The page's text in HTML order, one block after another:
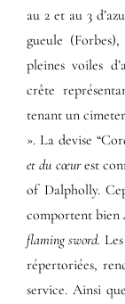
au 2 et au 3
gueule
pleines voiles
crête
tenant un
». La devise
et du cœurest
of Dalpholly.
comportent bien
flaming sword.
répertoriées,
service. Ainsi